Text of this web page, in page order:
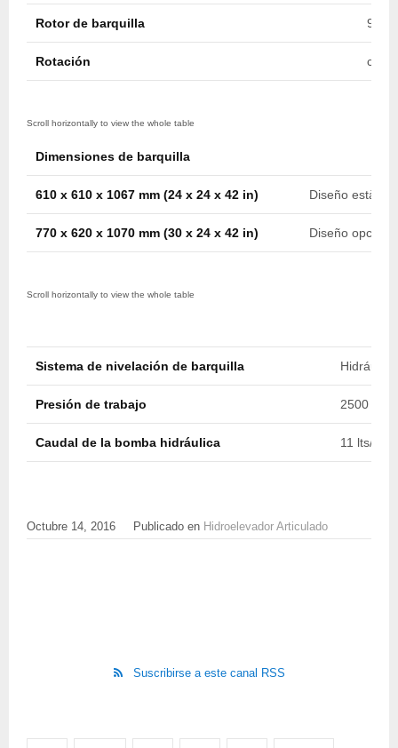
Rotor de barquilla 90º /
Rotación
Dimensiones de barquilla
610 x 610 x 1067 mm (24 x 24 x 42 in) Diseño
770 x 620 x 1070 mm (30 x 24 x 42 in) Diseño
Sistema de nivelación de barquilla Hidráulico
Presión de trabajo 2500 psi
Caudal de la bomba hidráulica 11 lts/
Octubre 14, 2016 Publicado en Hidroelevador Articulado
Suscribirse a este canal RSS